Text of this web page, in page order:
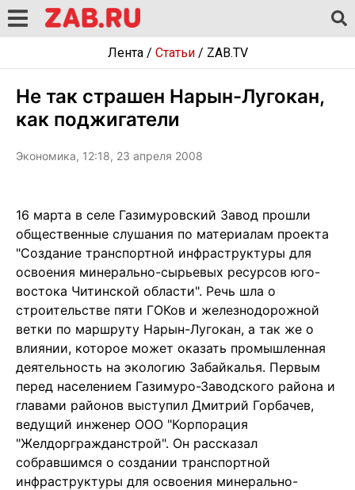
Лента/ Статьи/ ZAB.TV
Не так страшен Нарын-Лугокан,
как поджигатели
Экономика, 12:18, 23 апреля 2008
16 марта в селе Газимуровский Завод прошли
общественные слушания по материалам проекта
"Создание транспортной инфраструктуры для
освоения минерально-сырьевых ресурсов юго-
востока Читинской области". Речь шла о
строительстве пяти ГОКов и железнодорожной
ветки по маршруту Нарын-Лугокан, а так же о
влиянии, которое может оказать промышленная
деятельность на экологию Забайкалья. Первым
перед населением Газимуро-Заводского района и
главами районов выступил Дмитрий Горбачев,
ведущий инженер ООО "Корпорация
"Желдоргражданстрой". Он рассказал
собравшимся о создании транспортной
инфраструктуры для освоения минерально-